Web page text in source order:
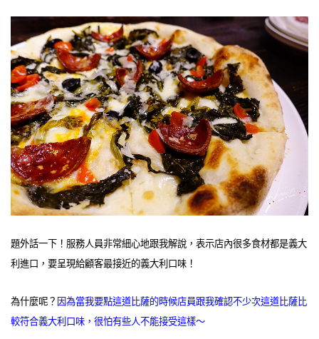
題外話一下！服務人員非常細心地跟我解說，表示店內很多食材都是義大
利進口，要呈現給顧客最接近的義大利口味！
為什麼呢？ 因為當我要點這道比薩的時候店員跟我確認不少次這道比薩比
較符合義大利口味，很怕有些人不能接受這樣～